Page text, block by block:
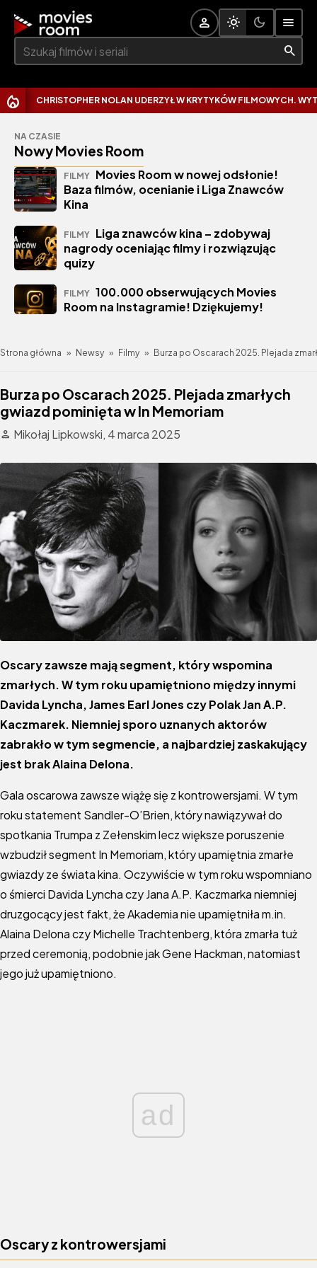
Szukaj:
CHRISTOPHER NOLAN UDERZYŁ W KRYTYKÓW FILMOWYCH. WYTKNĄŁ
NA CZASIE
Nowy Movies Room
FILMY Movies Room w nowej odsłonie!
Baza filmów, ocenianie i Liga Znawców
Kina
FILMY Liga znawców kina – zdobywaj
nagrody oceniając filmy i rozwiązując
quizy
FILMY 100.000 obserwujących Movies
Room na Instagramie! Dziękujemy!
Strona główna » Newsy » Filmy » Burza po Oscarach 2025. Plejada
Burza po Oscarach 2025. Plejada zmarłych
gwiazd pominięta w In Memoriam
Mikołaj Lipkowski, 4 marca 2025
Oscary zawsze mają segment, który wspomina
zmarłych. W tym roku upamiętniono między innymi
Davida Lyncha, James Earl Jones czy Polak Jan A.P.
Kaczmarek. Niemniej sporo uznanych aktorów
zabrakło w tym segmencie, a najbardziej zaskakujący
jest brak Alaina Delona.
Gala oscarowa zawsze wiążę się z kontrowersjami. W tym
roku statement Sandler-O’Brien, który nawiązywał do
spotkania Trumpa z Zełenskim lecz większe poruszenie
wzbudził segment In Memoriam, który upamiętnia zmarłe
gwiazdy ze świata kina. Oczywiście w tym roku wspomniano
o śmierci Davida Lyncha czy Jana A.P. Kaczmarka niemniej
druzgocący jest fakt, że Akademia nie upamiętniła m.in.
Alaina Delona czy Michelle Trachtenberg, która zmarła tuż
przed ceremonią, podobnie jak Gene Hackman, natomiast
jego już upamiętniono.
ad
Oscary z kontrowersjami